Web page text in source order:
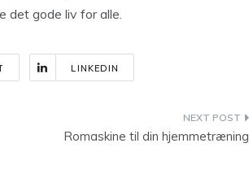
det gode liv for alle.
LINKEDIN
Romaskine til din hjemmetræning